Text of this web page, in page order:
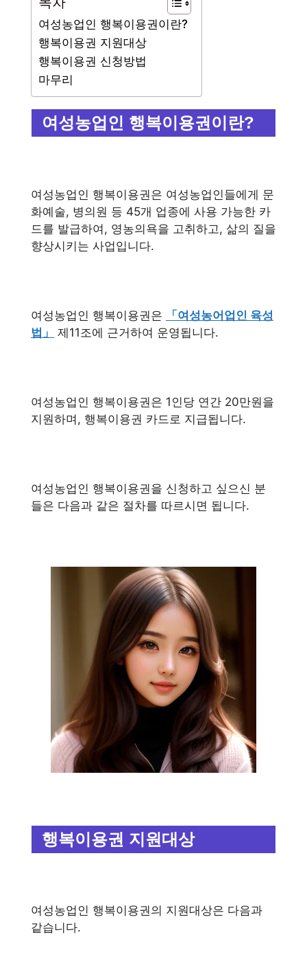
여성농업인 행복이용권이란?
행복이용권 지원대상
행복이용권 신청방법
마무리
여성농업인 행복이용권이란?
여성농업인 행복이용권은 여성농업인들에게 문
화예술, 병의원 등 45개 업종에 사용 가능한 카
드를 발급하여, 영농의욕을 고취하고, 삶의 질을
향상시키는 사업입니다.
여성농업인 행복이용권은
「여성농어업인 육성
법」
제11조에 근거하여 운영됩니다.
여성농업인 행복이용권은 1인당 연간 20만원을
지원하며, 행복이용권 카드로 지급됩니다.
여성농업인 행복이용권을 신청하고 싶으신 분
들은 다음과 같은 절차를 따르시면 됩니다.
행복이용권 지원대상
여성농업인 행복이용권의 지원대상은 다음과
같습니다.